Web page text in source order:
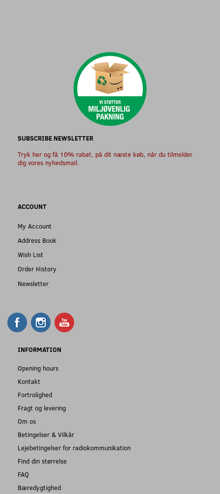
SUBSCRIBE NEWSLETTER
Tryk her og få 10% rabat, på dit næste køb, når du tilmelder
dig vores nyhedsmail.
ACCOUNT
My Account
Address Book
Wish List
Order History
Newsletter
INFORMATION
Opening hours
Kontakt
Fortrolighed
Fragt og levering
Om os
Betingelser & Vilkår
Lejebetingelser for radiokommunikation
Find din størrelse
FAQ
Bæredygtighed